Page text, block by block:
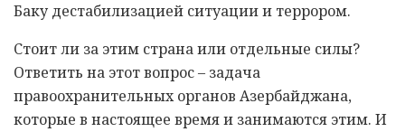
Баку дестабилизацией ситуации и террором.
Стоит ли за этим страна или отдельные силы?
Ответить на этот вопрос – задача
правоохранительных органов Азербайджана,
которые в настоящее время и занимаются этим. И